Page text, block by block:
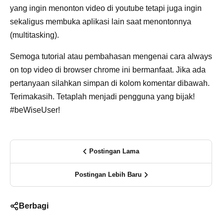
yang ingin menonton video di youtube tetapi juga ingin
sekaligus membuka aplikasi lain saat menontonnya
(multitasking).
Semoga tutorial atau pembahasan mengenai cara always
on top video di browser chrome ini bermanfaat. Jika ada
pertanyaan silahkan simpan di kolom komentar dibawah.
Terimakasih. Tetaplah menjadi pengguna yang bijak!
#beWiseUser!
Postingan Lama
Postingan Lebih Baru
Berbagi